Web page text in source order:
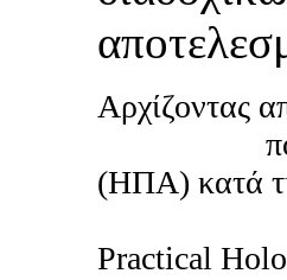
Αρχίζοντας
(ΗΠΑ) κατά
Practical